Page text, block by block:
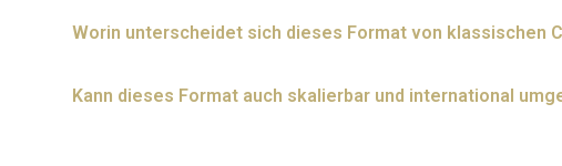
Worin unterscheidet sich dieses Format von klassischen
Kann dieses Format auch skalierbar und international